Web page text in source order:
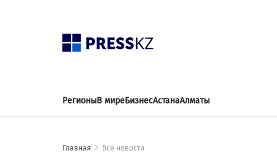
РегионыВ миреБизнесАстанаАлматы
Главная Все новости